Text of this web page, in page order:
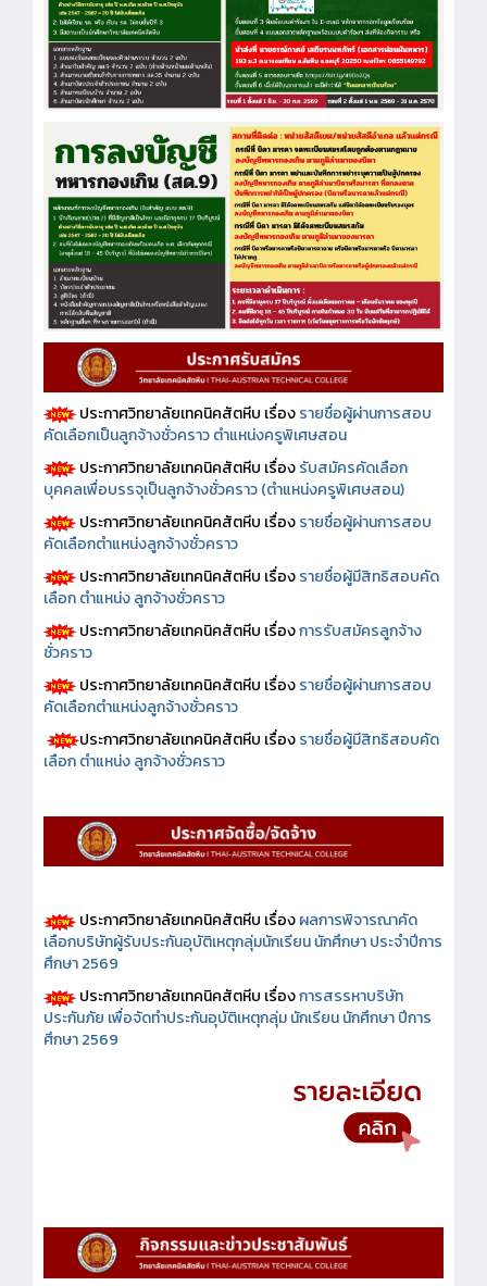
ประกาศวิทยาลัยเทคนิคสัตหีบ เรื่องรายชื่อผู้ผ่านการสอบ
คัดเลือกเป็นลูกจ้างชั่วคราว ตำแหน่งครูพิเศษสอน
ประกาศวิทยาลัยเทคนิคสัตหีบ เรื่องรับสมัครคัดเลือก
บุคคลเพื่อบรรจุเป็นลูกจ้างชั่วคราว (ตำแหน่งครูพิเศษสอน)
ประกาศวิทยาลัยเทคนิคสัตหีบ เรื่องรายชื่อผู้ผ่านการสอบ
คัดเลือกตำแหน่งลูกจ้างชั่วคราว
ประกาศวิทยาลัยเทคนิคสัตหีบ เรื่องรายชื่อผู้มีสิทธิสอบคัด
เลือก ตำแหน่ง ลูกจ้างชั่วคราว
ประกาศวิทยาลัยเทคนิคสัตหีบ เรื่องการรับสมัครลูกจ้าง
ชั่วคราว
ประกาศวิทยาลัยเทคนิคสัตหีบ เรื่องรายชื่อผู้ผ่านการสอบ
คัดเลือกตำแหน่งลูกจ้างชั่วคราว
ประกาศวิทยาลัยเทคนิคสัตหีบ เรื่องรายชื่อผู้มีสิทธิสอบคัด
เลือก ตำแหน่ง ลูกจ้างชั่วคราว
ประกาศวิทยาลัยเทคนิคสัตหีบ เรื่องผลการพิจารณาคัด
เลือกบริษัทผู้รับประกันอุบัติเหตุกลุ่มนักเรียน นักศึกษา ประจำปีการ
ศึกษา 2569
ประกาศวิทยาลัยเทคนิคสัตหีบ เรื่องการสรรหาบริษัท
ประกันภัย เพื่อจัดทำประกันอุบัติเหตุกลุ่ม นักเรียน นักศึกษา ปีการ
ศึกษา 2569